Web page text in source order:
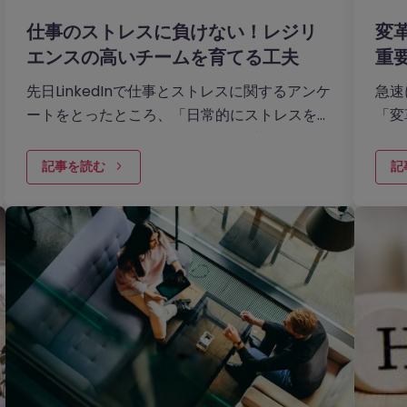
仕事のストレスに負けない！レジリ
エンスの高いチームを育てる工夫
先日LinkedInで仕事とストレスに関するアンケ
ートをとったところ、「日常的にストレスを感
た。対して、ストレスを感じることはほとんど
ないという人の割合は18％です。
記事を読む
変
重
急
「
記